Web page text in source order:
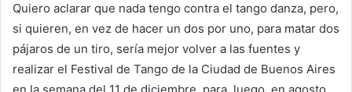
Quiero aclarar que nada tengo contra el tango danza, pero,
si quieren, en vez de hacer un dos por uno, para matar dos
pájaros de un tiro, sería mejor volver a las fuentes y
realizar el Festival de Tango de la Ciudad de Buenos Aires